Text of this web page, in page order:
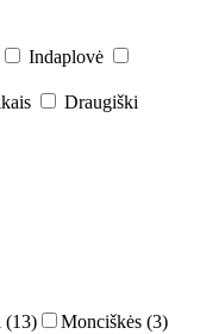
Indaplovė
Draugiški
(13) Monciškės (3)